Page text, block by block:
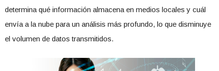
determina qué información almacena en medios locales y cuál
envía a la nube para un análisis más profundo, lo que disminuye
el volumen de datos transmitidos.